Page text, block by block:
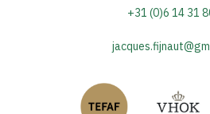
+31 (0)6 14 31